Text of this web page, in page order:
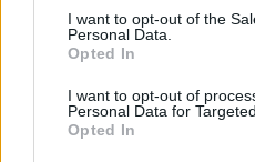
consent section.
I want to opt-out of the
Personal Data.
Opted In
I want to opt-out of
Personal Data for
Opted In
Volt már, aki szóvá tette,
eggyel vagy kettővel több
Hát itt ennél sokkal
három óra alatt nem tíz,
fellépőt kellett